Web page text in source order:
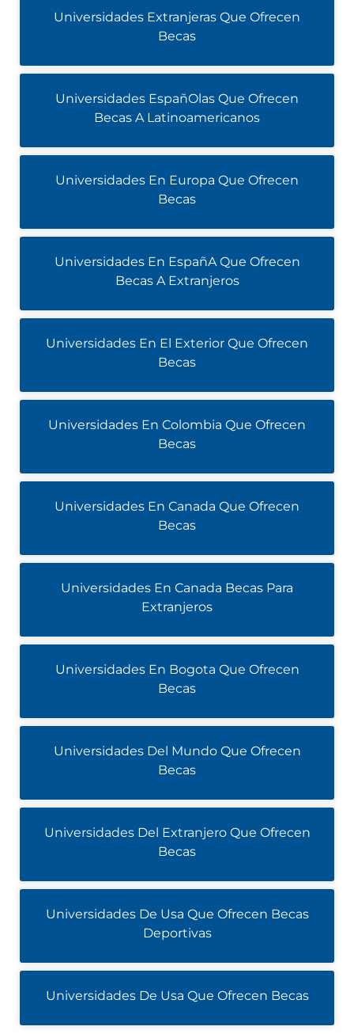
Universidades Extranjeras Que Ofrecen
Becas
Universidades EspañOlas Que Ofrecen
Becas A Latinoamericanos
Universidades En Europa Que Ofrecen
Becas
Universidades En EspañA Que Ofrecen
Becas A Extranjeros
Universidades En El Exterior Que Ofrecen
Becas
Universidades En Colombia Que Ofrecen
Becas
Universidades En Canada Que Ofrecen
Becas
Universidades En Canada Becas Para
Extranjeros
Universidades En Bogota Que Ofrecen
Becas
Universidades Del Mundo Que Ofrecen
Becas
Universidades Del Extranjero Que Ofrecen
Becas
Universidades De Usa Que Ofrecen Becas
Deportivas
Universidades De Usa Que Ofrecen Becas